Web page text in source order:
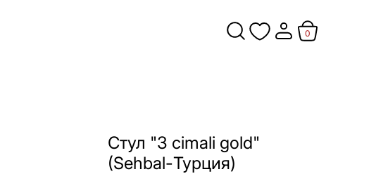
0
Стул "3 cimali gold"
(Sehbal-Турция)